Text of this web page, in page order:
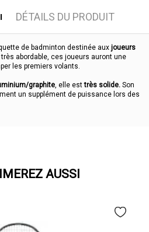
DÉTAILS DU PRODUIT
de badminton destinée aux joueurs
très abordable, ces joueurs auront une
les premiers volants.
graphite, elle esttrès solide. Son
un supplément de puissance lors des
AUSSI